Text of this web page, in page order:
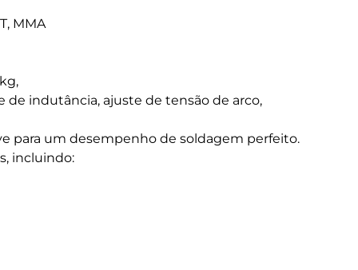
MMA
de indutância, ajuste de tensão de arco,
para um desempenho de soldagem perfeito.
incluindo: